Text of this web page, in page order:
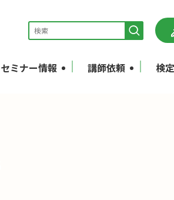
セミナー情報 講師依頼 検